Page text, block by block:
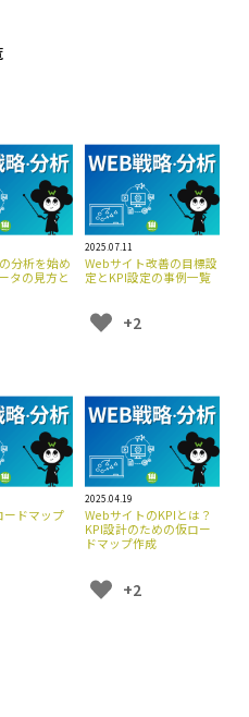
分析を始め
タの見方と
2025.07.11
Webサイト改善の目標設
定とKPI設定の事例一覧
+2
ードマップ
2025.04.19
WebサイトのKPIとは？
KPI設計のための仮ロー
ドマップ作成
+2